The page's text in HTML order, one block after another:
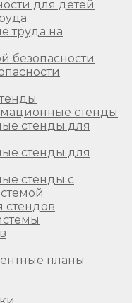
для детей
труда на
безопасности
стенды
стенды для
стенды для
стенды с
планы